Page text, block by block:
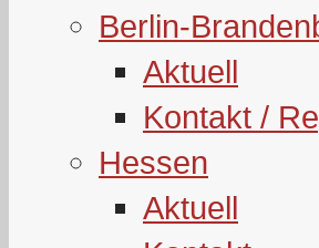
Berlin-
Aktuell
Kontakt /
Hessen
Aktuell